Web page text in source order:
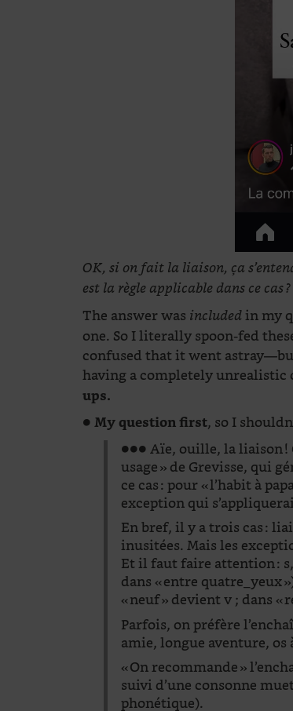
OK, si on fait la liaison, ça
est la règle applicable dans ce cas ?
The answer was includedin my
one. So I literally spoon-fed
confused that it went
having a completely
ups.
●My question first, so I
●●● Aïe, ouille, la liaison !
usage » de Grevisse, qui
ce cas : pour « l’habit à
exception qui
En bref, il y a trois cas :
inusitées. Mais les
Et il faut faire attention :
dans « entre quatre_yeux
« neuf » devient v ; dans «
Parfois, on préfère
amie, longue aventure,
« On recommande »
suivi d’une consonne
phonétique).